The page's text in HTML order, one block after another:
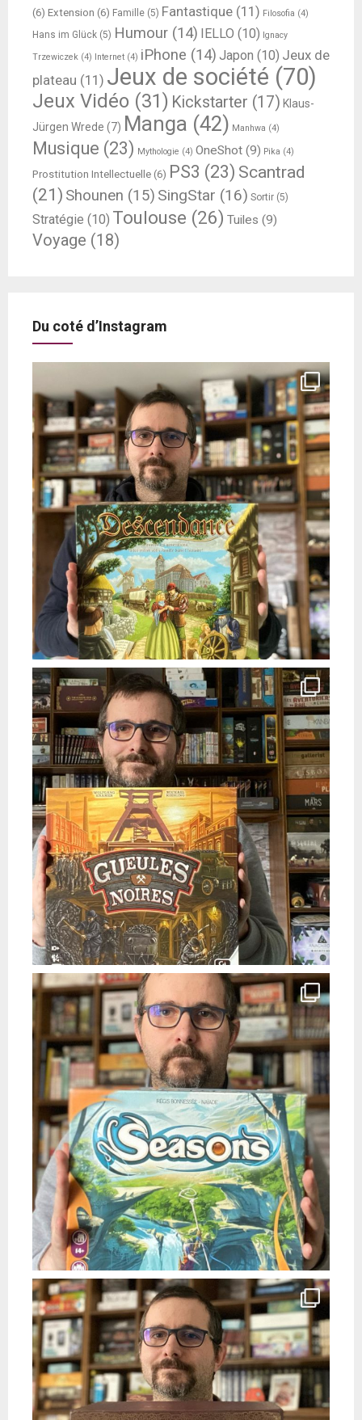
(6) Extension (6) Famille (5) Fantastique (11) Filosofia (4)
Hans im Glück (5) Humour (14) IELLO (10) Ignacy
Trzewiczek (4) Internet (4) iPhone (14) Japon (10) Jeux de
plateau (11) Jeux de société (70)
Jeux Vidéo (31) Kickstarter (17) Klaus-
Jürgen Wrede (7) Manga (42) Manhwa (4)
Musique (23) Mythologie (4) OneShot (9) Pika (4)
Prostitution Intellectuelle (6) PS3 (23) Scantrad
(21) Shounen (15) SingStar (16) Sortir (5)
Stratégie (10) Toulouse (26) Tuiles (9)
Voyage (18)
Du coté d’Instagram